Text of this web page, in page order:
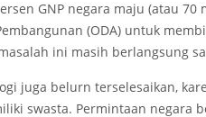
GNP negara maju (atau
(ODA) untuk
ini masih berlangsung
juga belurn terselesaikan,
swasta. Permintaan negara